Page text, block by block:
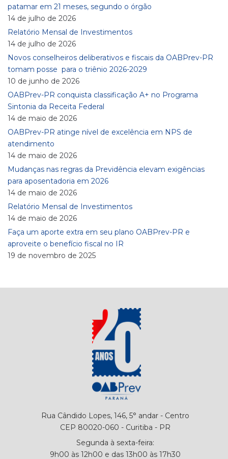
patamar em 21 meses, segundo o órgão
14 de julho de 2026
Relatório Mensal de Investimentos
14 de julho de 2026
Novos conselheiros deliberativos e fiscais da OABPrev-PR
tomam posse para o triênio 2026-2029
10 de junho de 2026
OABPrev-PR conquista classificação A+ no Programa
Sintonia da Receita Federal
14 de maio de 2026
OABPrev-PR atinge nível de excelência em NPS de
atendimento
14 de maio de 2026
Mudanças nas regras da Previdência elevam exigências
para aposentadoria em 2026
14 de maio de 2026
Relatório Mensal de Investimentos
14 de maio de 2026
Faça um aporte extra em seu plano OABPrev-PR e
aproveite o benefício fiscal no IR
19 de novembro de 2025
Rua Cândido Lopes, 146, 5° andar - Centro
CEP 80020-060 - Curitiba - PR
Segunda à sexta-feira:
9h00 às 12h00 e das 13h00 às 17h30